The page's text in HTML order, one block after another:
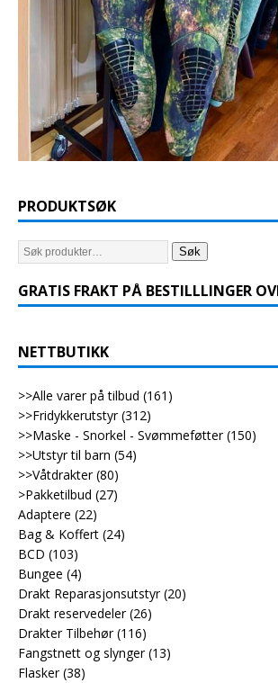
PRODUKTSØK
Søk
GRATIS FRAKT PÅ BESTILLLINGER
NETTBUTIKK
>>Alle varer på tilbud (161)
>>Fridykkerutstyr (312)
>>Maske - Snorkel - Svømmeføtter (150)
>>Utstyr til barn (54)
>>Våtdrakter (80)
>Pakketilbud (27)
Adaptere (22)
Bag & Koffert (24)
BCD (103)
Bungee (4)
Drakt Reparasjonsutstyr (20)
Drakt reservedeler (26)
Drakter Tilbehør (116)
Fangstnett og slynger (13)
Flasker (38)